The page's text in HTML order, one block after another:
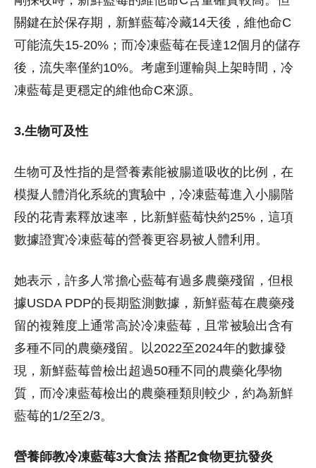
關鍵在於保存期，新鮮藍莓冷藏14天後，維他命C
可能流失15-20%；而冷凍藍莓在長達12個月的儲存
後，流失率僅約10%。考慮到運輸與上架時間，冷
凍藍莓是更穩定的維他命C來源。
3.生物可及性
生物可及性指的是營養素能被腸道吸收的比例，在
模擬人體消化系統的實驗中，冷凍藍莓進入小腸階
段的花青素釋放速率，比新鮮藍莓快約25%，這項
數據證實冷凍藍莓的營養更容易被人體利用。
她表示，許多人常擔心藍莓有過多農藥殘留，但根
據USDA PDP的長期監測數據，新鮮藍莓在農藥殘
留的複雜度上通常高於冷凍藍莓，且常被驗出含有
多種不同的農藥殘留。以2022至2024年的數據發
現，新鮮藍莓曾檢出超過50種不同的農藥化學物
質，而冷凍藍莓檢出的農藥種類則較少，約為新鮮
藍莓的1/2至2/3。
營養師教冷凍藍莓3大食法 搭配2食物更抗發炎